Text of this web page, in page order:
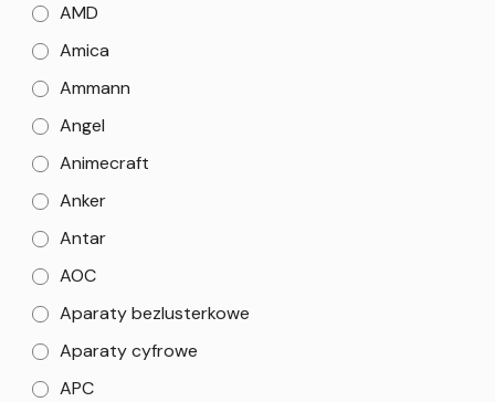
AMD
Amica
Ammann
Angel
Animecraft
Anker
Antar
AOC
Aparaty bezlusterkowe
Aparaty cyfrowe
APC